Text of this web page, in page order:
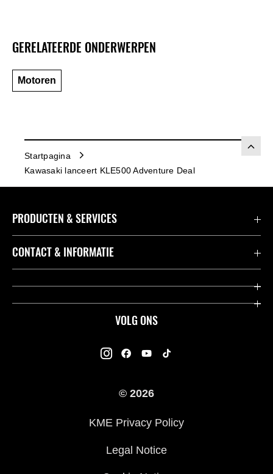
GERELATEERDE ONDERWERPEN
Motoren
Startpagina
Kawasaki lanceert KLE500 Adventure Deal
VOLG ONS
PRODUCTEN & SERVICES
Accessoires & Onderdelen
Dealers
K-Care Fabrieksgarantie
Gebruikershandleidingen
Kawasaki Road Assistance
Veelgestelde Vragen
CONTACT & INFORMATIE
Contact
© 2026
KME Privacy Policy
Legal Notice